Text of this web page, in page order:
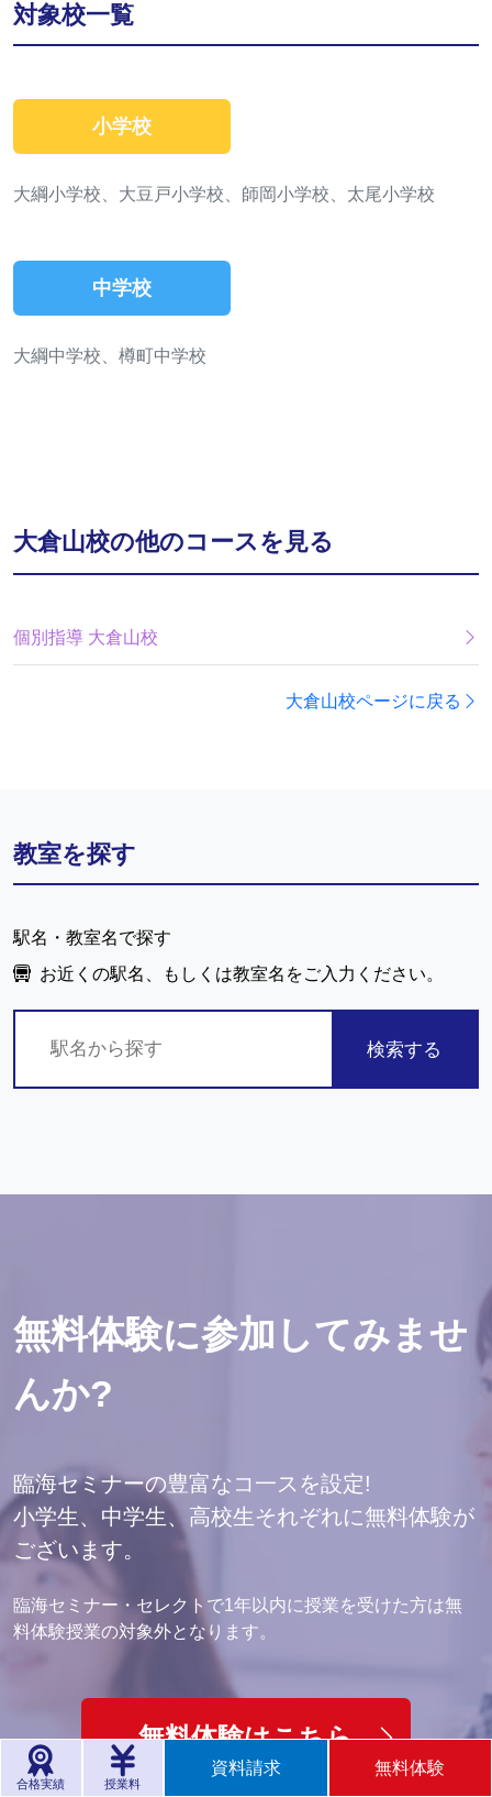
対象校一覧
小学校
大綱小学校、大豆戸小学校、師岡小学校、太尾小学校
中学校
大綱中学校、樽町中学校
大倉山校の他のコースを見る
個別指導 大倉山校
大倉山校ページに戻る
教室を探す
駅名・教室名で探す
お近くの駅名、もしくは教室名をご入力ください。
検索する
無料体験に参加してみませ
んか?
臨海セミナーの豊富なコ一スを設定!
小学生、中学生、高校生それぞれに無料体験が
ございます。
臨海セミナー・セレクトで1年以内に授業を受けた方は無
料体験授業の対象外となります。
無料体験はこちら
合格実績 授業料
資料請求 無料体験